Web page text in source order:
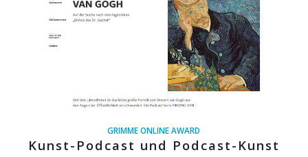
GRIMME ONLINE AWARD
Kunst-Podcast und Podcast-Kunst